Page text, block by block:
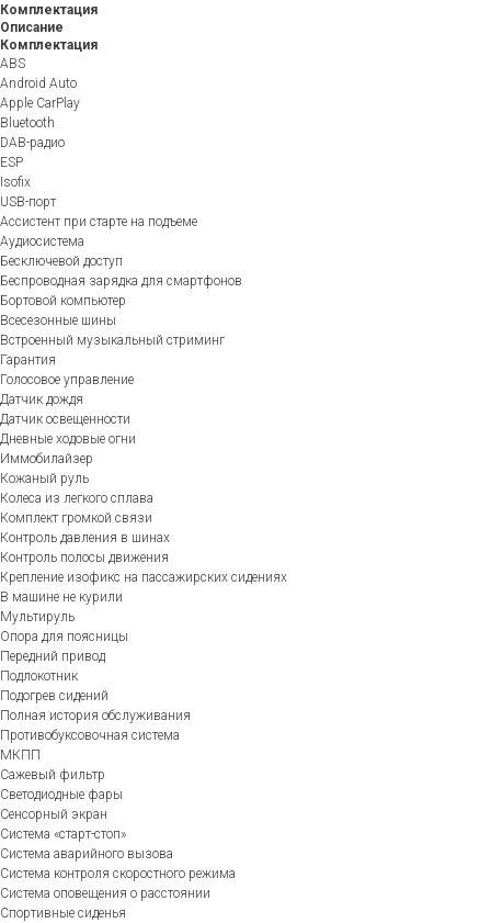
Комплектация
Описание
Комплектация
ABS
Android Auto
Apple CarPlay
Bluetooth
DAB-радио
ESP
Isofix
USB-порт
Ассистент при старте на подъеме
Аудиосистема
Бесключевой доступ
Беспроводная зарядка для смартфонов
Бортовой компьютер
Всесезонные шины
Встроенный музыкальный стриминг
Гарантия
Голосовое управление
Датчик дождя
Датчик освещенности
Дневные ходовые огни
Иммобилайзер
Кожаный руль
Колеса из легкого сплава
Комплект громкой связи
Контроль давления в шинах
Контроль полосы движения
Крепление изофикс на пассажирских сидениях
В машине не курили
Мультируль
Опора для поясницы
Передний привод
Подлокотник
Подогрев сидений
Полная история обслуживания
Противобуксовочная система
МКПП
Сажевый фильтр
Светодиодные фары
Сенсорный экран
Система «старт-стоп»
Система аварийного вызова
Система контроля скоростного режима
Система оповещения о расстоянии
Спортивные сиденья